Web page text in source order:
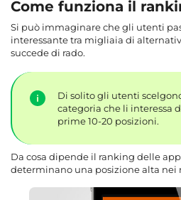
Come funziona il
Si può immaginare che gli utenti
interessante tra migliaia di
succede di rado.
Di solito gli utenti
categoria che li interessa
prime 10-20 posizioni.
Da cosa dipende il ranking delle
determinano una posizione alta nei